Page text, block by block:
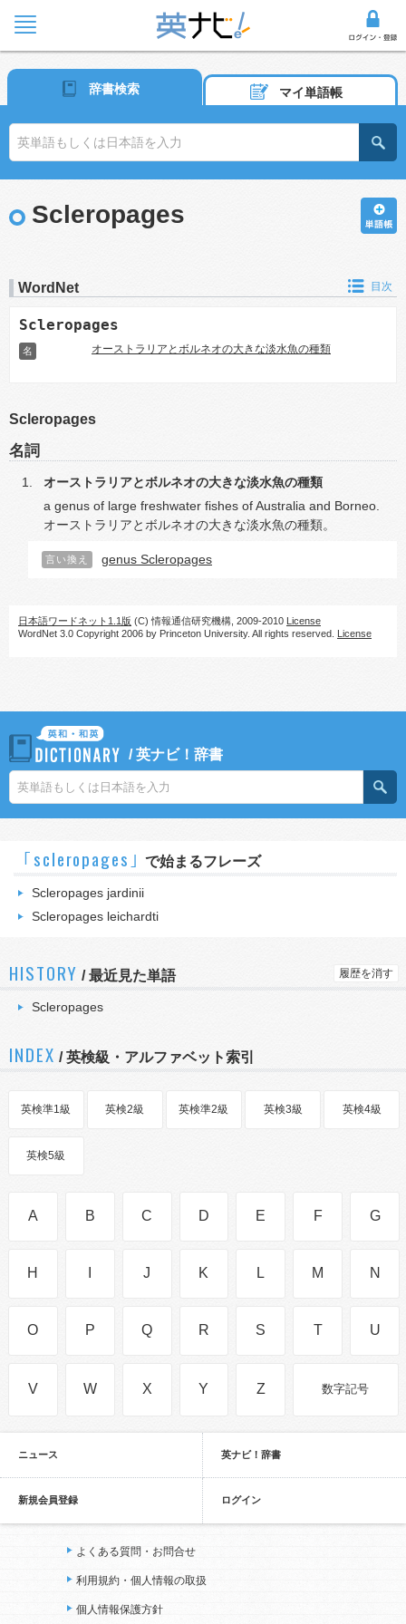
辞書検索 マイ単語帳
Scleropages
WordNet 目次
Scleropages
名 オーストラリアとボルネオの大きな淡水魚の種類
Scleropages
名詞
オーストラリアとボルネオの大きな淡水魚の種類
a genus of large freshwater fishes of Australia and Borneo.
オーストラリアとボルネオの大きな淡水魚の種類。
言い換え genus Scleropages
日本語ワードネット1.1版 (C) 情報通信研究機構, 2009-2010 License
WordNet 3.0 Copyright 2006 by Princeton University. All rights reserved. License
/英ナビ！辞書
｢scleropages｣ で始まるフレーズ
Scleropages jardinii
Scleropages leichardti
HISTORY /最近見た単語 履歴を消す
Scleropages
INDEX / 英検級・アルファベット索引
英検準1級 英検2級 英検準2級 英検3級 英検4級
英検5級
A B C D E F G
H J K L M N
O P Q R S T U
V W X Y Z 数字記号
ニュース 英ナビ！辞書
新規会員登録 ログイン
よくある質問・お問合せ
利用規約・個人情報の取扱
個人情報保護方針